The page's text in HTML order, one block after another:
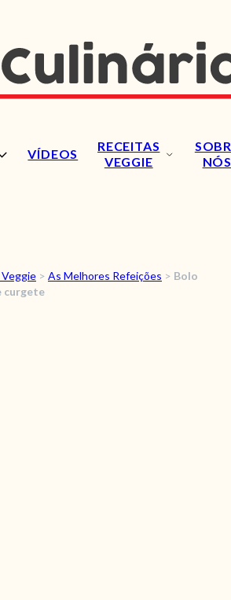
VÍDEOS
RECEITAS
VEGGIE
NÓS
RECEITAS
> As Melhores Refeições > Bolo
curgete